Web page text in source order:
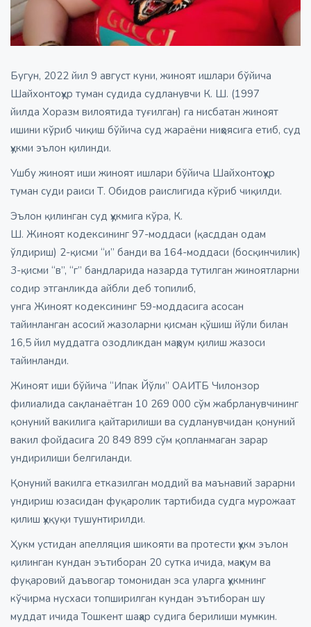
Бугун, 2022 йил 9 август куни, жиноят ишлари бўйича
Шайхонтоҳур туман судида судланувчи К. Ш. (1997
йилда Хоразм вилоятида туғилган) га нисбатан жиноят
ишини кўриб чиқиш бўйича суд жараёни ниҳоясига етиб, суд
ҳукми эълон қилинди.
Ушбу жиноят иши жиноят ишлари бўйича Шайхонтоҳур
туман суди раиси Т. Обидов раислигида кўриб чиқилди.
Эълон қилинган суд ҳукмига кўра, К.
Ш. Жиноят кодексининг 97-моддаси (қасддан одам
ўлдириш) 2-қисми “и” банди ва 164-моддаси (босқинчилик)
3-қисми “в”, “г” бандларида назарда тутилган жиноятларни
содир этганликда айбли деб топилиб,
унга Жиноят кодексининг 59-моддасига асосан
тайинланган асосий жазоларни қисман қўшиш йўли билан
16,5 йил муддатга озодликдан маҳрум қилиш жазоси
тайинланди.
Жиноят иши бўйича “Ипак Йўли” ОАИТБ Чилонзор
филиалида сақланаётган 10 269 000 сўм жабрланувчининг
қонуний вакилига қайтарилиши ва судланувчидан қонуний
вакил фойдасига 20 849 899 сўм қопланмаган зарар
ундирилиши белгиланди.
Қонуний вакилга етказилган моддий ва маънавий зарарни
ундириш юзасидан фуқаролик тартибида судга мурожаат
қилиш ҳуқуқи тушунтирилди.
Ҳукм устидан апелляция шикояти ва протести ҳукм эълон
қилинган кундан эътиборан 20 сутка ичида, маҳкум ва
фуқаровий даъвогар томонидан эса уларга ҳукмнинг
кўчирма нусхаси топширилган кундан эътиборан шу
муддат ичида Тошкент шаҳар судига берилиши мумкин.